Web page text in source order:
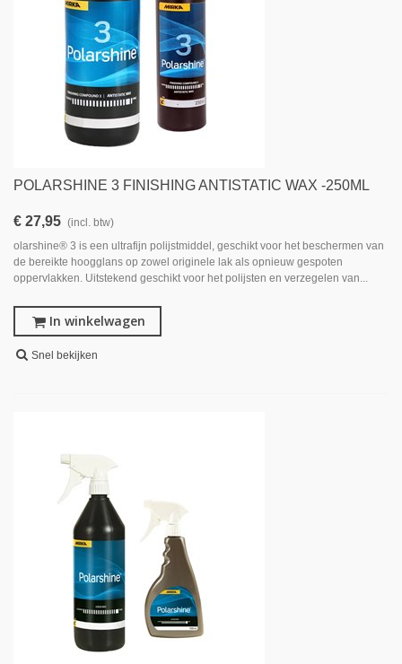
POLARSHINE 3 FINISHING ANTISTATIC WAX -250ML
€ 27,95 (incl. btw)
olarshine® 3 is een ultrafijn polijstmiddel, geschikt voor het beschermen van
de bereikte hoogglans op zowel originele lak als opnieuw gespoten
oppervlakken. Uitstekend geschikt voor het polijsten en verzegelen van...
In winkelwagen
Snel bekijken